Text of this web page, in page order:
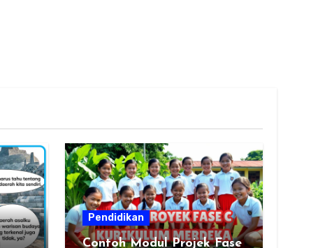
Pendidikan
Contoh Modul Projek Fase